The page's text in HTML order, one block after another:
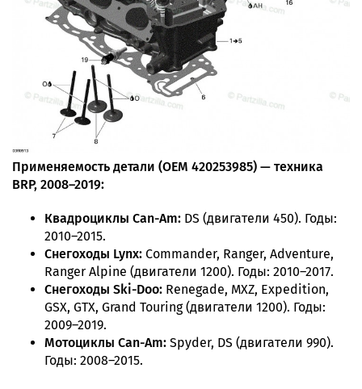
Применяемость детали (OEM 420253985) — техника
BRP, 2008–2019:
Квадроциклы Can-Am: DS (двигатели 450). Годы:
2010–2015.
Снегоходы Lynx: Commander, Ranger, Adventure,
Ranger Alpine (двигатели 1200). Годы: 2010–2017.
Снегоходы Ski-Doo: Renegade, MXZ, Expedition,
GSX, GTX, Grand Touring (двигатели 1200). Годы:
2009–2019.
Мотоциклы Can-Am: Spyder, DS (двигатели 990).
Годы: 2008–2015.